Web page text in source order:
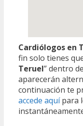
Cardiólogos en
fin solo tienes
Teruel” dentro
aparecerán
continuación te
accede aquípara